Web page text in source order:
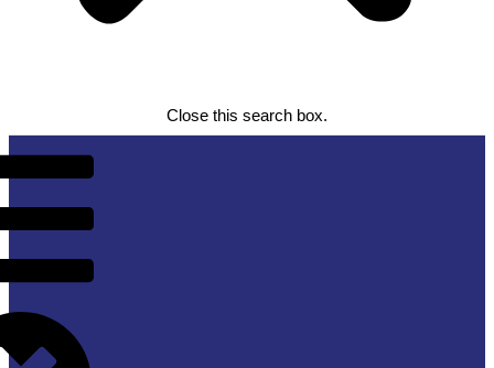
Close this search box.